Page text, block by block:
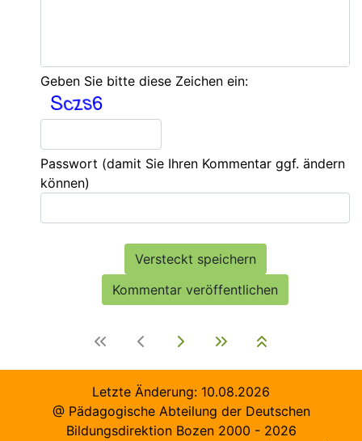
Geben Sie bitte diese Zeichen ein:
Passwort (damit Sie Ihren Kommentar ggf. ändern
können)
Letzte Änderung: 10.08.2026
@ Pädagogische Abteilung der Deutschen
Bildungsdirektion Bozen 2000 - 2026